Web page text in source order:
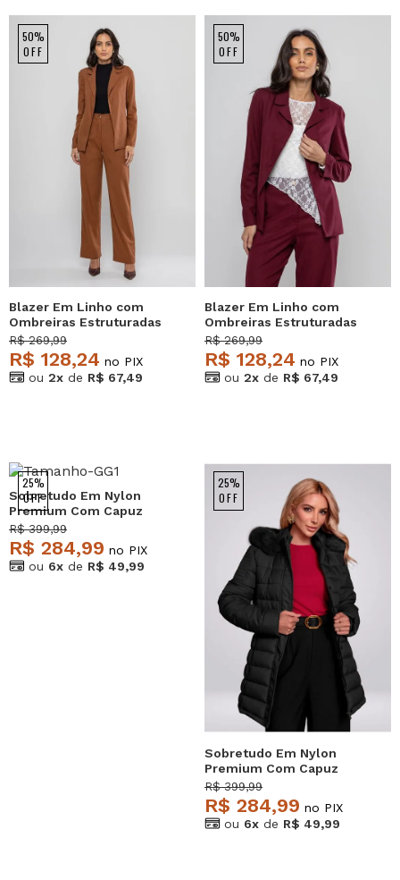
50%
OFF
Blazer Em Linho com
Ombreiras Estruturadas
Marrom Salvatore
R$ 269,99
R$ 128,24 no PIX
ou 2x de R$ 67,49
50%
OFF
Blazer Em Linho com
Ombreiras Estruturadas
Bordô Salvatore
R$ 269,99
R$ 128,24 no PIX
ou 2x de R$ 67,49
25%
OFF
Sobretudo Em Nylon
Premium Com Capuz
Removível Marrom
Salvatore
R$ 399,99
R$ 284,99 no PIX
ou 6x de R$ 49,99
25%
OFF
Sobretudo Em Nylon
Premium Com Capuz
Removível Preto
Salvatore
R$ 399,99
R$ 284,99 no PIX
ou 6x de R$ 49,99